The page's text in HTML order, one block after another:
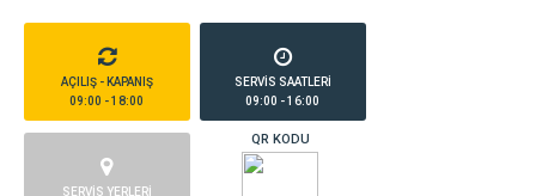
AÇILIŞ - KAPANIŞ
09:00 - 18:00
SERVİS SAATLERİ
09:00 - 16:00
SERVİS YERLERİ
QR KODU